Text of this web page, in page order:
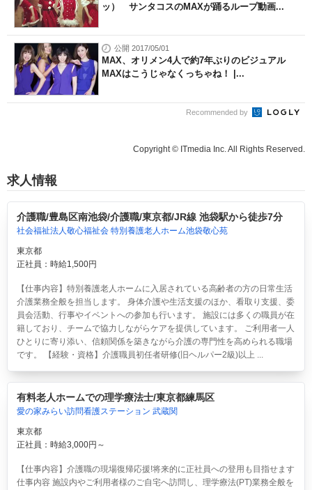
ッ） サンタコスのMAXが踊るループ動画...
公開 2017/05/01
MAX、オリメン4人で約7年ぶりのビジュアル
MAXはこうじゃなくっちゃね！ |...
Recommended by
Copyright © ITmedia Inc. All Rights Reserved.
求人情報
介護職/豊島区南池袋/介護職/東京都/JR線 池袋駅から徒歩7分
社会福祉法人敬心福祉会 特別養護老人ホーム池袋敬心苑
東京都
正社員：時給1,500円
【仕事内容】特別養護老人ホームに入居されている高齢者の方の日常生活
介護業務全般を担当します。 身体介護や生活支援のほか、看取り支援、委
員会活動、行事やイベントへの参加も行います。 施設には多くの職員が在
籍しており、チームで協力しながらケアを提供しています。 ご利用者一人
ひとりに寄り添い、信頼関係を築きながら介護の専門性を高められる職場
です。 【経験・資格】介護職員初任者研修(旧ヘルパー2級)以上 ...
有料老人ホームでの理学療法士/東京都練馬区
愛の家みらい訪問看護ステーション 武蔵関
東京都
正社員：時給3,000円～
【仕事内容】介護職の現場復帰応援!将来的に正社員への登用も目指せます
仕事内容 施設内やご利用者様のご自宅へ訪問し、理学療法(PT)業務全般を